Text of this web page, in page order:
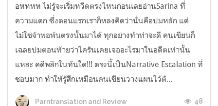
อหหหห ไม่รู้จะเริ่มหวีดตรงไหนก่อนเลยอ่านSarina ที่
ความแตก ซึ่งตอนแรกเราก็หลงคิดว่านั่นคือปมหลัก แต่
ไม่ใช่จ้าพอพ้นตรงนั้นมาได้ ทุกอย่างทำท่าจะดี คนเขียนก็
เฉลยปมตอนท้ายว่าไครันเคยเจออะไรมาในอดีตเท่านั้น
แหละ คดีพลิกในทันใด!!! ตรงนี้เป็นNarrative Escalation ที่
ชอบมาก ทำให้รู้สึกเหมือนคนเขียนวางแผนไว้ตั...
Parntranslation and Review 48